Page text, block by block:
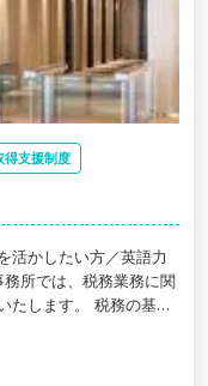
得支援制度
活かしたい方／英語力
所では、税務業務に関
たします。 税務の基礎
、プロフェッショナル
す！